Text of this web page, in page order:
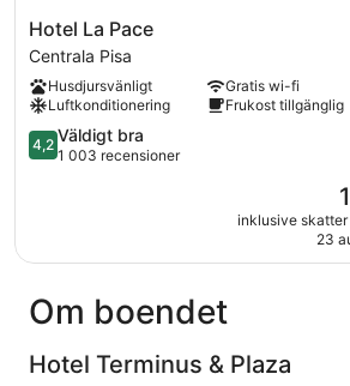
Hotel
La
Pace
Centrala
Pisa
Hotel La Pace
Centrala Pisa
Husdjursvänligt
Gratis wi-fi
Luftkonditionering
Frukost tillgänglig
4.2
av
4,2 Väldigt bra
1 003 recensioner
är
inklusive
23
Om boendet
Hotel Terminus & Plaza